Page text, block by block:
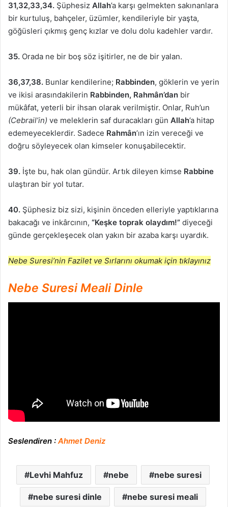
31,32,33,34. Şüphesiz Allah’a karşı gelmekten sakınanlara
bir kurtuluş, bahçeler, üzümler, kendileriyle bir yaşta,
göğüsleri çıkmış genç kızlar ve dolu dolu kadehler vardır.
35. Orada ne bir boş söz işitirler, ne de bir yalan.
36,37,38. Bunlar kendilerine; Rabbinden, göklerin ve yerin
ve ikisi arasındakilerin Rabbinden, Rahmân’dan bir
mükâfat, yeterli bir ihsan olarak verilmiştir. Onlar, Ruh’un
(Cebrail’in) ve meleklerin saf duracakları gün Allah’a hitap
edemeyeceklerdir. Sadece Rahmân’ın izin vereceği ve
doğru söyleyecek olan kimseler konuşabilecektir.
39. İşte bu, hak olan gündür. Artık dileyen kimse Rabbine
ulaştıran bir yol tutar.
40. Şüphesiz biz sizi, kişinin önceden elleriyle yaptıklarına
bakacağı ve inkârcının, “Keşke toprak olaydım!” diyeceği
günde gerçekleşecek olan yakın bir azaba karşı uyardık.
Nebe Suresi’nin Fazilet ve Sırlarını okumak için tıklayınız
Nebe Suresi Meali Dinle
Seslendiren :Ahmet Deniz
Levhi Mahfuz nebe nebe suresi
nebe suresi dinle nebe suresi meali